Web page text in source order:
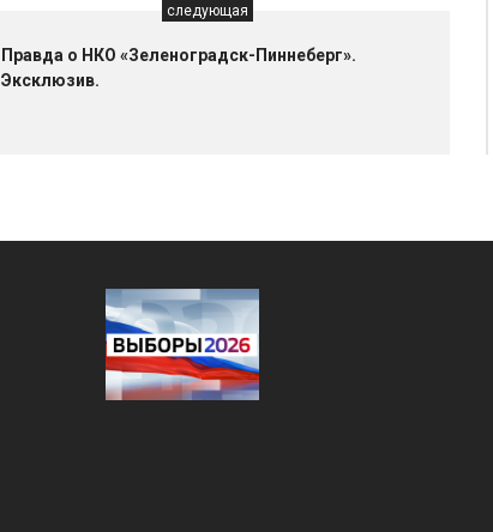
следующая
Правда о НКО «Зеленоградск-Пиннеберг».
Эксклюзив.